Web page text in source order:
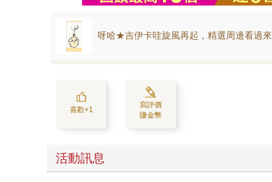
呀哈★吉伊卡哇旋風再起，精選周邊看過來
喜歡+1
寫評價
賺金幣
活動訊息